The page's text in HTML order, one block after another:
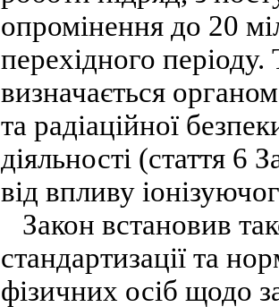
опромінення до 20
перехідного періоду.
визначається
та радіаційної
діяльності (стаття
від впливу
Закон встановив
стандартизації та
фізичних осіб щодо